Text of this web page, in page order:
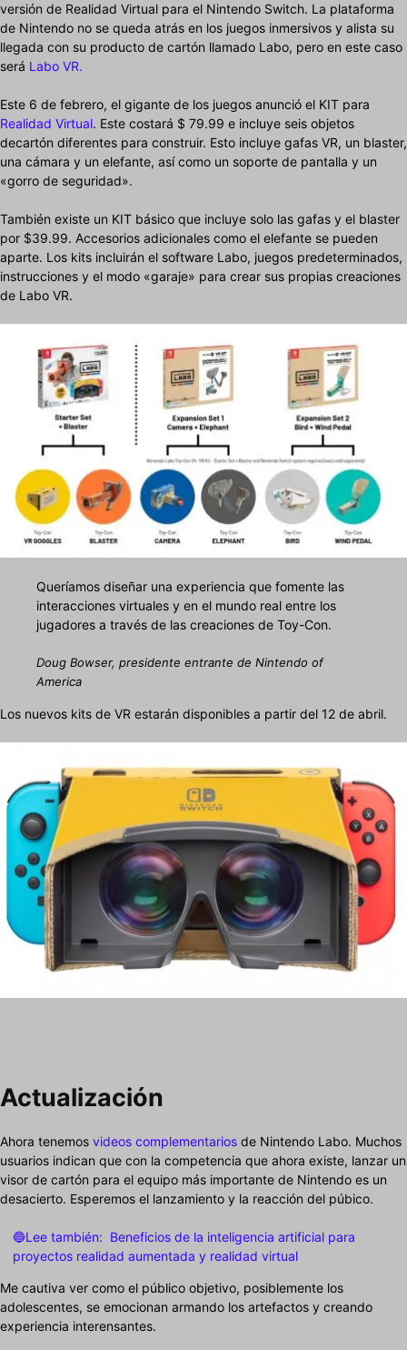
versión de Realidad Virtual para el Nintendo Switch. La plataforma
de Nintendo no se queda atrás en los juegos inmersivos y alista su
llegada con su producto de cartón llamado Labo, pero en este caso
será Labo VR.
Este 6 de febrero, el gigante de los juegos anunció el KIT para
Realidad Virtual. Este costará $ 79.99 e incluye seis objetos
decartón diferentes para construir. Esto incluye gafas VR, un blaster,
una cámara y un elefante, así como un soporte de pantalla y un
«gorro de seguridad».
También existe un KIT básico que incluye solo las gafas y el blaster
por $39.99. Accesorios adicionales como el elefante se pueden
aparte. Los kits incluirán el software Labo, juegos predeterminados,
instrucciones y el modo «garaje» para crear sus propias creaciones
de Labo VR.
Queríamos diseñar una experiencia que fomente las
interacciones virtuales y en el mundo real entre los
jugadores a través de las creaciones de Toy-Con.
Doug Bowser, presidente entrante de Nintendo of
America
Los nuevos kits de VR estarán disponibles a partir del 12 de abril.
Actualización
Ahora tenemos videos complementarios de Nintendo Labo. Muchos
usuarios indican que con la competencia que ahora existe, lanzar un
visor de cartón para el equipo más importante de Nintendo es un
desacierto. Esperemos el lanzamiento y la reacción del púbico.
🔵Lee también: Beneficios de la inteligencia artificial para
proyectos realidad aumentada y realidad virtual
Me cautiva ver como el público objetivo, posiblemente los
adolescentes, se emocionan armando los artefactos y creando
experiencia interensantes.